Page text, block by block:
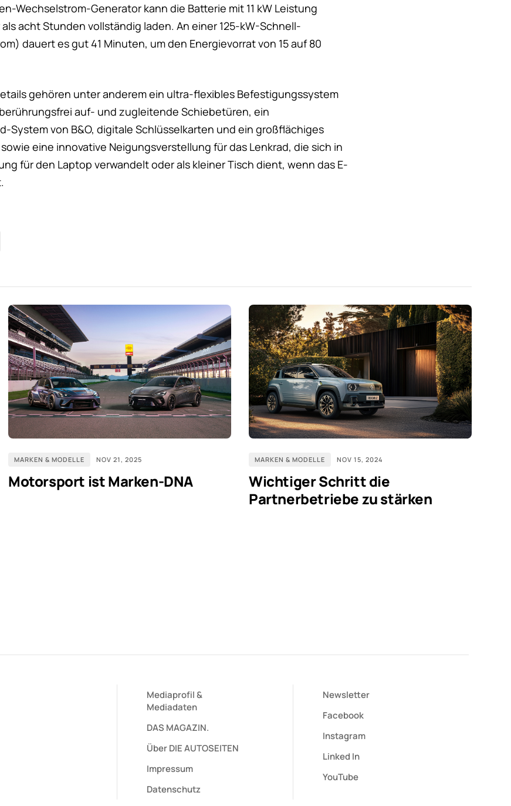
Wechselstrom-Generator kann die Batterie mit 11 kW Leistung
acht Stunden vollständig laden. An einer 125-kW-Schnell-
dauert es gut 41 Minuten, um den Energievorrat von 15 auf 80
gehören unter anderem ein ultra-flexibles Befestigungssystem
auf- und zugleitende Schiebetüren, ein
System von B&O, digitale Schlüsselkarten und ein großflächiges
eine innovative Neigungsverstellung für das Lenkrad, die sich in
für den Laptop verwandelt oder als kleiner Tisch dient, wenn das E-
MARKEN & MODELLE NOV 21, 2025
Motorsport ist Marken-DNA
MARKEN & MODELLE NOV 15, 2024
Wichtiger Schritt die
Partnerbetriebe zu stärken
Mediaprofil&
Mediadaten
DAS MAGAZIN.
Über DIE AUTOSEITEN
Impressum
Datenschutz
Newsletter
Facebook
Instagram
Linked In
YouTube